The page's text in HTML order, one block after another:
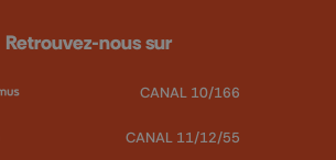
Retrouvez-nous sur
CANAL 10/166
CANAL 11/12/55